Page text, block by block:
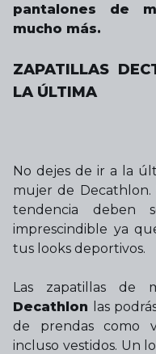
pantalones de
mucho más.
ZAPATILLAS
LA ÚLTIMA
No dejes de ir a la
mujer de Decathlon.
tendencia deben
imprescindible ya
tus looks deportivos.
Las zapatillas de
Decathlon las
de prendas como
incluso vestidos. Un